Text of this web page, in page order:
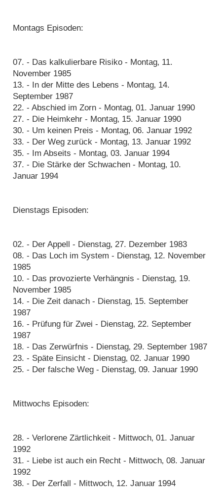
Montags Episoden:
07. - Das kalkulierbare Risiko - Montag‚ 11.
November 1985
13. - In der Mitte des Lebens - Montag‚ 14.
September 1987
22. - Abschied im Zorn - Montag‚ 01. Januar 1990
27. - Die Heimkehr - Montag‚ 15. Januar 1990
30. - Um keinen Preis - Montag‚ 06. Januar 1992
33. - Der Weg zurück - Montag‚ 13. Januar 1992
35. - Im Abseits - Montag‚ 03. Januar 1994
37. - Die Stärke der Schwachen - Montag‚ 10.
Januar 1994
Dienstags Episoden:
02. - Der Appell - Dienstag‚ 27. Dezember 1983
08. - Das Loch im System - Dienstag‚ 12. November
1985
10. - Das provozierte Verhängnis - Dienstag‚ 19.
November 1985
14. - Die Zeit danach - Dienstag‚ 15. September
1987
16. - Prüfung für Zwei - Dienstag‚ 22. September
1987
18. - Das Zerwürfnis - Dienstag‚ 29. September 1987
23. - Späte Einsicht - Dienstag‚ 02. Januar 1990
25. - Der falsche Weg - Dienstag‚ 09. Januar 1990
Mittwochs Episoden:
28. - Verlorene Zärtlichkeit - Mittwoch‚ 01. Januar
1992
31. - Liebe ist auch ein Recht - Mittwoch‚ 08. Januar
1992
38. - Der Zerfall - Mittwoch‚ 12. Januar 1994